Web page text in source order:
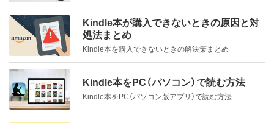
Kindle本が購入できないときの原因と対
処法まとめ
Kindle本を購入できないときの解決策まとめ
Kindle本をPC（パソコン）で読む方法
Kindle本をPC（パソコン版アプリ）で読む方法